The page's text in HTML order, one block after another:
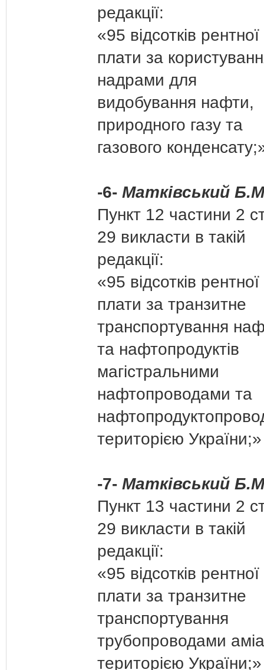
редакції:
«95 відсотків рентної
плати за
надрами для
видобування нафти,
природного газу та
газового
-6- Матківський
Пункт 12 частини 2
29 викласти в такій
редакції:
«95 відсотків рентної
плати за транзитне
транспортування
та нафтопродуктів
магістральними
нафтопроводами та
територією України;»
-7- Матківський
Пункт 13 частини 2
29 викласти в такій
редакції:
«95 відсотків рентної
плати за транзитне
транспортування
трубопроводами
територією України;»